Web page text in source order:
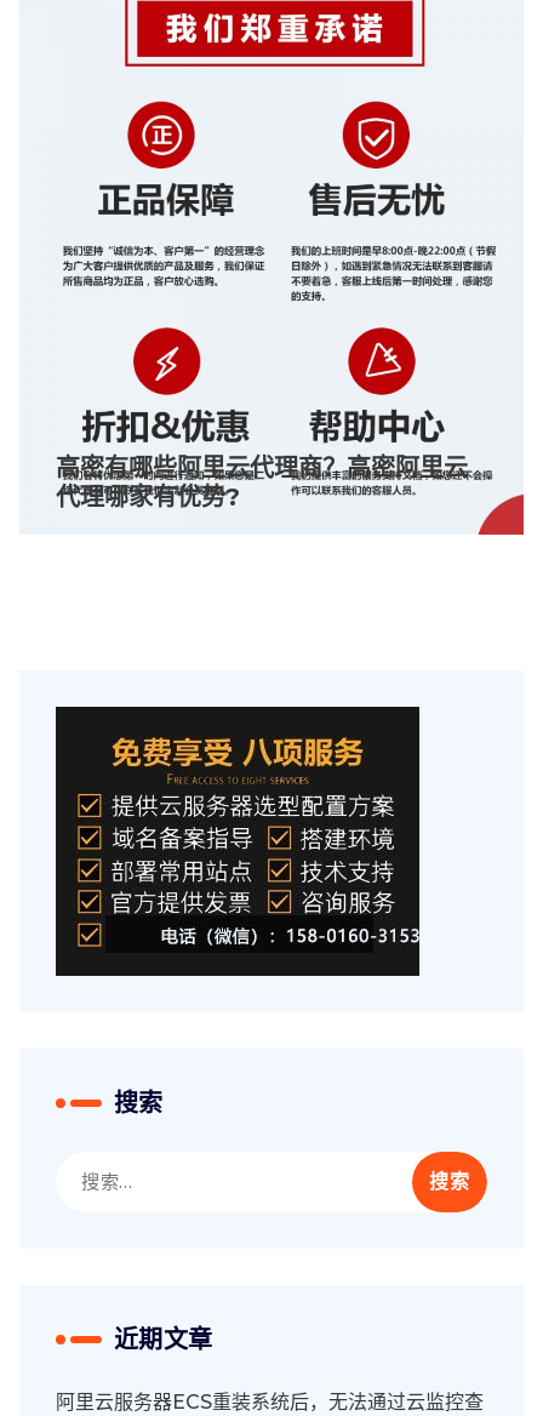
高密有哪些阿里云代理商？高密阿里云
代理哪家有优势?
搜索
索：
近期文章
阿里云服务器ECS重装系统后，无法通过云监控查